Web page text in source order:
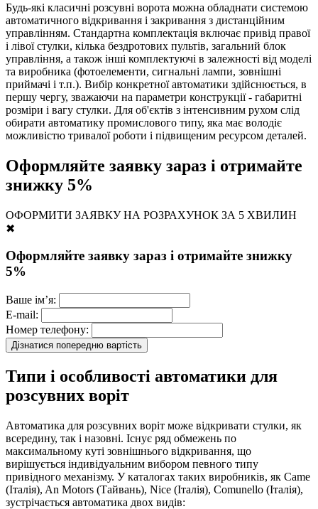
Будь-які класичні розсувні ворота можна обладнати системою
автоматичного відкривання і закривання з дистанційним
управлінням. Стандартна комплектація включає привід правої
і лівої стулки, кілька бездротових пультів, загальний блок
управління, а також інші комплектуючі в залежності від моделі
та виробника (фотоелементи, сигнальні лампи, зовнішні
приймачі і т.п.). Вибір конкретної автоматики здійснюється, в
першу чергу, зважаючи на параметри конструкції - габаритні
розміри і вагу стулки. Для об'єктів з інтенсивним рухом слід
обирати автоматику промислового типу, яка має володіє
можливістю тривалої роботи і підвищеним ресурсом деталей.
Оформляйте заявку зараз і отримайте
знижку 5%
ОФОРМИТИ ЗАЯВКУ НА РОЗРАХУНОК ЗА 5 ХВИЛИН
✖
Оформляйте заявку зараз і отримайте знижку
5%
Ваше ім’я:
E-mail:
Номер телефону:
Типи і особливості автоматики для
розсувних воріт
Автоматика для розсувних воріт може відкривати стулки, як
всередину, так і назовні. Існує ряд обмежень по
максимальному куті зовнішнього відкривання, що
вирішується індивідуальним вибором певного типу
привідного механізму. У каталогах таких виробників, як Came
(Італія), An Motors (Тайвань), Nice (Італія), Comunello (Італія),
зустрічається автоматика двох видів: